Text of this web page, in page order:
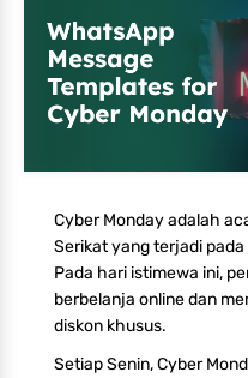
Cyber Monday adalah
Serikat yang terjadi
Pada hari istimewa ini,
berbelanja online dan
diskon khusus.
Setiap Senin, Cyber